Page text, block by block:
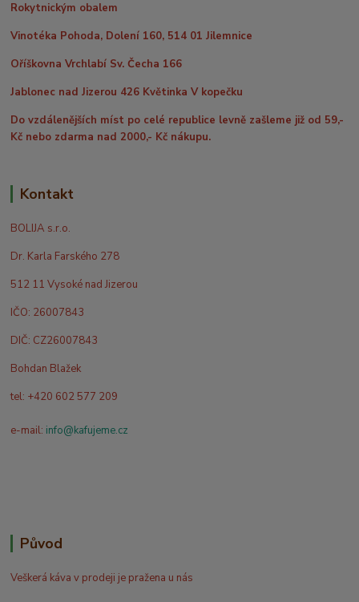
Rokytnickým obalem
Vinotéka Pohoda, Dolení 160, 514 01 Jilemnice
Oříškovna Vrchlabí Sv. Čecha 166
Jablonec nad Jizerou 426 Květinka V kopečku
Do vzdálenějších míst po celé republice levně zašleme již od 59,-
Kč nebo zdarma nad 2000,- Kč nákupu.
Kontakt
BOLIJA s.r.o.
Dr. Karla Farského 278
512 11 Vysoké nad Jizerou
IČO: 26007843
DIČ: CZ26007843
Bohdan Blažek
tel: +420 602 577 209
e-mail: info@kafujeme.cz
Původ
Veškerá káva v prodeji je pražena u nás